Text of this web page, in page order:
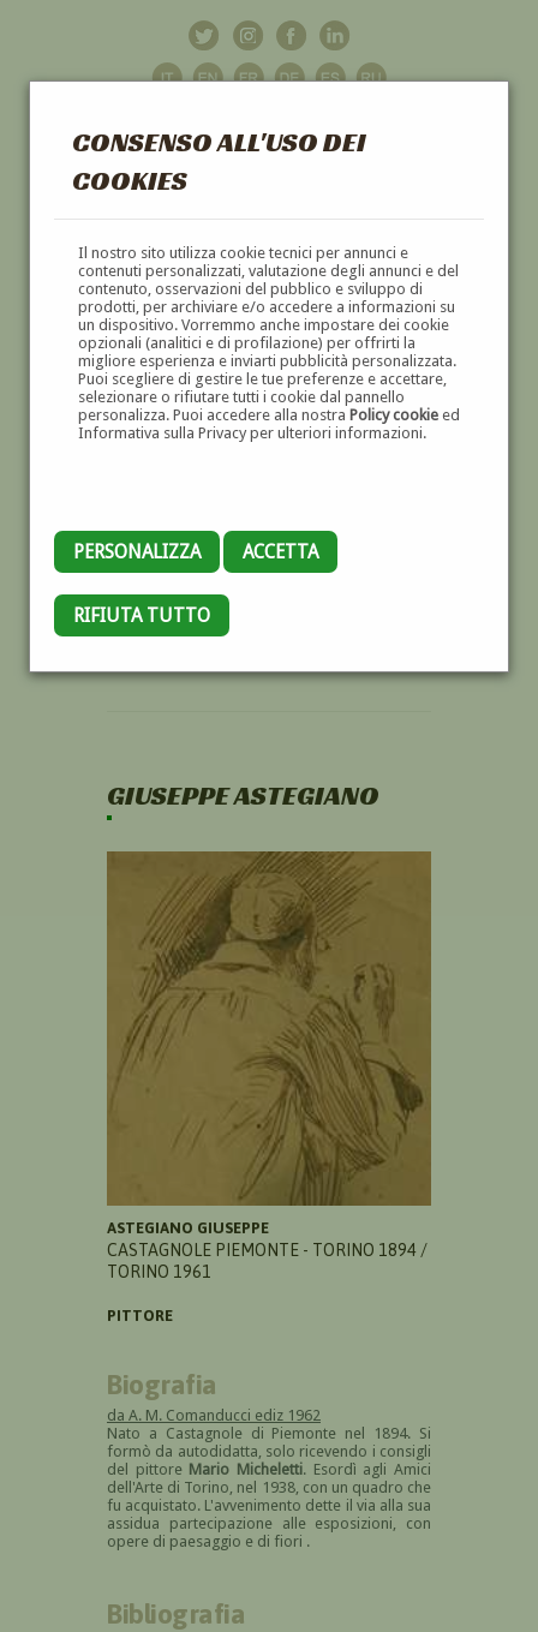
CONSENSO ALL'USO DEI
COOKIES
Il nostro sito utilizza cookie tecnici per annunci e
contenuti personalizzati, valutazione degli annunci e del
contenuto, osservazioni del pubblico e sviluppo di
prodotti, per archiviare e/o accedere a informazioni su
un dispositivo. Vorremmo anche impostare dei cookie
opzionali (analitici e di profilazione) per offrirti la
migliore esperienza e inviarti pubblicità personalizzata.
Puoi scegliere di gestire le tue preferenze e accettare,
selezionare o rifiutare tutti i cookie dal pannello
personalizza. Puoi accedere alla nostra Policy cookieed
Informativa sulla Privacy per ulteriori informazioni.
PERSONALIZZA ACCETTA
RIFIUTA TUTTO
GALLERIAD'ARTE
DIPINTI E SCULTURE '800 E '900
GIUSEPPE ASTEGIANO
ASTEGIANO GIUSEPPE
CASTAGNOLE PIEMONTE - TORINO 1894 /
TORINO 1961
PITTORE
Biografia
da A. M. Comanducci ediz 1962
Nato a Castagnole di Piemonte nel 1894. Si
formò da autodidatta, solo ricevendo i consigli
del pittore Mario Micheletti. Esordì agli Amici
dell'Arte di Torino, nel 1938, con un quadro che
fu acquistato. L'avvenimento dette il via alla sua
assidua partecipazione alle esposizioni, con
opere di paesaggio e di fiori .
Bibliografia